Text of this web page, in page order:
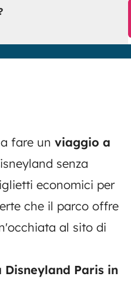
fare un viaggio a
senza
economici per
che il parco offre
al sito di
Paris in